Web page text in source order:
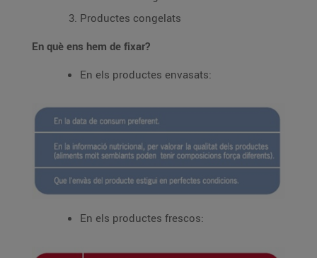
Productes congelats
En què ens hem de fixar?
En els productes envasats:
En els productes frescos: